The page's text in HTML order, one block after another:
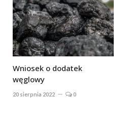
Wniosek o dodatek
węglowy
20 sierpnia 2022 0